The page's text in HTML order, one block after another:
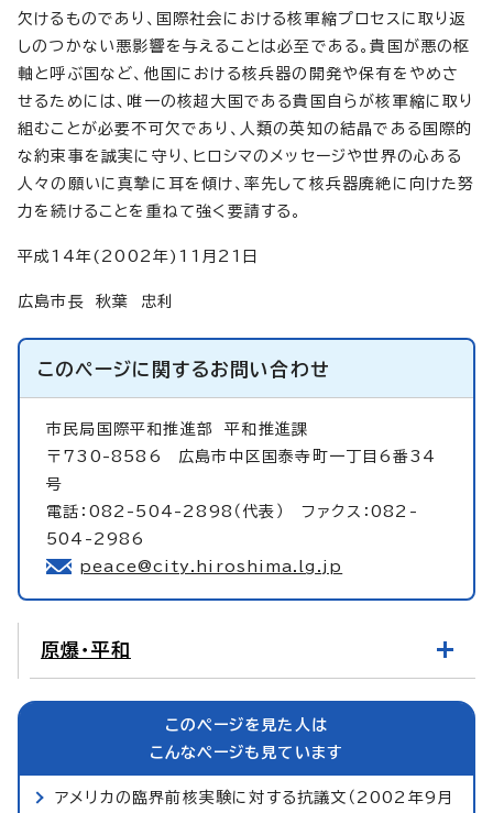
欠けるものであり、国際社会における核軍縮プロセスに取り返
しのつかない悪影響を与えることは必至である。貴国が悪の枢
軸と呼ぶ国など、他国における核兵器の開発や保有をやめさ
せるためには、唯一の核超大国である貴国自らが核軍縮に取り
組むことが必要不可欠であり、人類の英知の結晶である国際的
な約束事を誠実に守り、ヒロシマのメッセージや世界の心ある
人々の願いに真摯に耳を傾け、率先して核兵器廃絶に向けた努
力を続けることを重ねて強く要請する。
平成14年(2002年)11月21日
広島市長 秋葉 忠利
このページに関するお問い合わせ
市民局国際平和推進部平和推進課
〒730-8586 広島市中区国泰寺町一丁目6番34
号
電話：082-504-2898（代表） ファクス：082-
504-2986
peace@city.hiroshima.lg.jp
原爆・平和
このページを見た人は
こんなページも見ています
アメリカの臨界前核実験に対する抗議文（2002年9月